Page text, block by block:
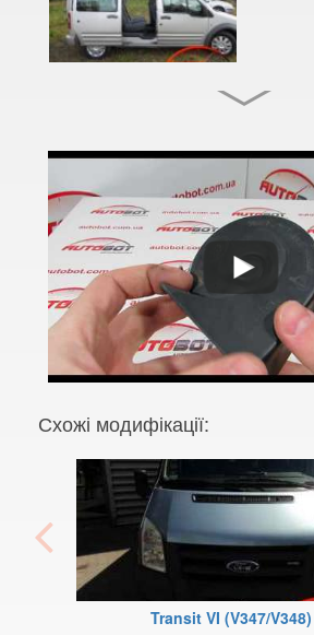
Focus Mk2 С307 (CB4)
Focus Mk2 CC (CA5)
Focus Mk3 С346 (CB8)
Fiesta Mk7 (JA8)
Fiesta Mk8
Fiesta Active Mk8
F-150 XII (P415)
F-150 XIII (P552)
Galaxy Mk2 (VX, VY, WGR)
Galaxy Mk3 (CA1, WA6)
KA Mk1 (RBT)
KA Mk2 (RU8)
KA Mk3
KA+
Схожі модифікації:
Transit VI (V347/V348)